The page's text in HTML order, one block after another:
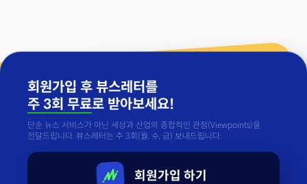
회원가입 후 뷰스레터를
주 3회 무료로 받아보세요!
단순 뉴스 서비스가 아닌 세상과 산업의 종합적인 관점(Viewpoints)을
전달드립니다. 뷰스레터는 주 3회(월, 수, 금) 보내드립니다.
회원가입 하기